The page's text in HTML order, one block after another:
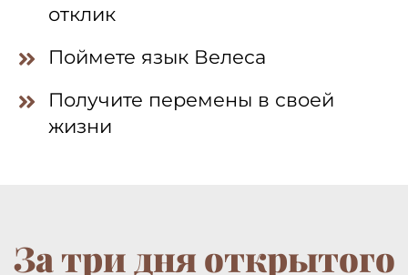
отклик
Поймете язык Велеса
Получите перемены в своей
жизни
За три дня открытого